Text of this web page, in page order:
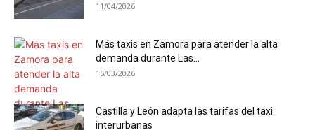
11/04/2026
Más taxis en Zamora para atender la alta
demanda durante Las...
15/03/2026
Castilla y León adapta las tarifas del taxi
interurbanas